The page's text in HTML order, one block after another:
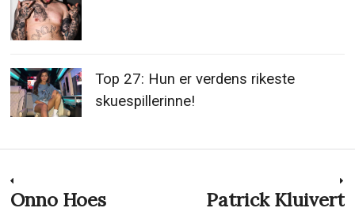
Top 27: Hun er verdens rikeste
skuespillerinne!
Innleggsnavigasjon
Previous
Onno Hoes Patrick Kluivert